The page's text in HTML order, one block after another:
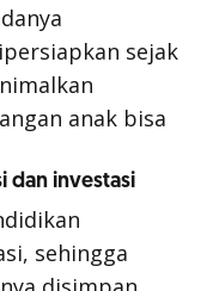
sejak
anak bisa
dan investasi
sehingga